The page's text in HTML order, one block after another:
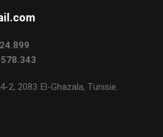
2, 2083 El-Ghazala, Tunisie.